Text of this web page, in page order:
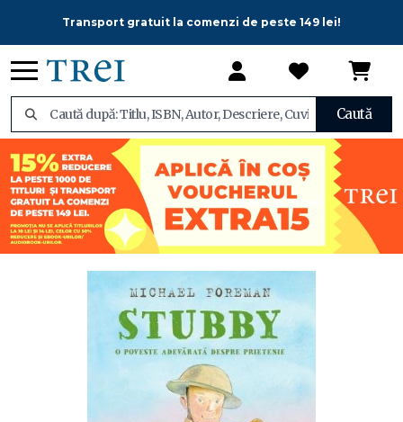
Transport gratuit la comenzi de peste 149 lei!
Caută